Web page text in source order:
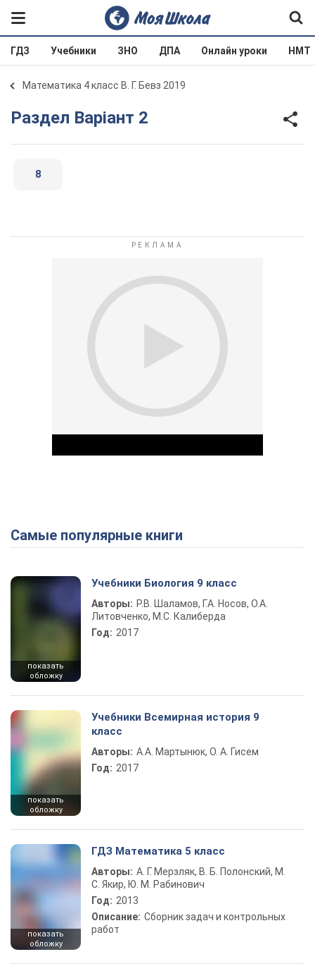
ГДЗ Учебники ЗНО ДПА Онлайн уроки НМТ
Математика 4 класс В. Г. Бевз 2019
Раздел Варіант 2
8
Play Video
Самые популярные книги
показать
обложку
Учебники Биология 9 класс
Авторы: Р.В. Шаламов, Г.А. Носов, О.А.
Литовченко, М.С. Калиберда
Год: 2017
показать
обложку
Учебники Всемирная история 9
класс
Авторы: А.А. Мартынюк, О. А. Гисем
Год: 2017
показать
обложку
ГДЗ Математика 5 класс
Авторы: А. Г. Мерзляк, В. Б. Полонский, М.
С. Якир, Ю. М. Рабинович
Год: 2013
Описание: Сборник задач и контрольных
работ